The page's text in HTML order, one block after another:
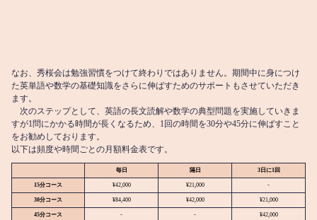
なお、秀桜会は勉強習慣をつけて終わりではありません。期間中に身につけ
た英単語や数学の基礎知識をさらに伸ばすためのサポートもさせていただき
ます。
次のステップとして、英語の長文読解や数学の典型問題を実施していきま
すが1問にかかる時間が長くなるため、1回の時間を30分や45分に伸ばすこと
をお勧めしております。
以下は頻度や時間ごとの月額料金表です。
毎日 隔日 3日に1回
15分コース ¥42,000 ¥21,000 -
30分コース ¥84,400 ¥42,000 ¥21,000
45分コース - - ¥42,000